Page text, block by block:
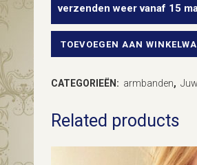
verzenden weer vanaf 15
14kt.
armband
met
TOEVOEGEN AAN
CATEGORIEËN: armbanden,
Related products